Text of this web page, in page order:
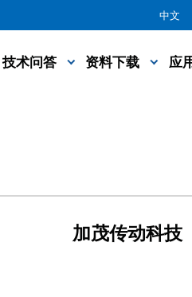
中文
技术问答 资料下载 应
加茂传动科技